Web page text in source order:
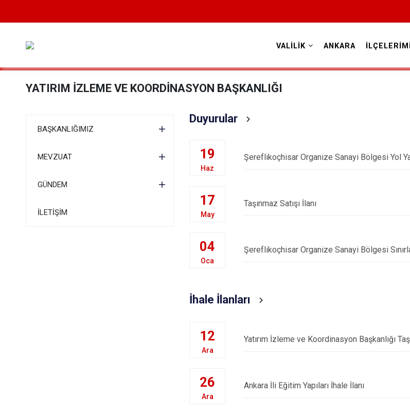
VALİLİK ANKARA
YATIRIM İZLEME VE KOORDİNASYON BAŞKANLIĞI
BAŞKANLIĞIMIZ
MEVZUAT
GÜNDEM
İLETİŞİM
Duyurular
19
Haz
Şereflikoçhisar Organize Sanayi Bölgesi Yol
17
May
Taşınmaz Satışı İlanı
04
Oca
Şereflikoçhisar Organize Sanayi Bölgesi
İhale İlanları
12
Ara
Yatırım İzleme ve Koordinasyon Başkanlığı
26
Ara
Ankara İli Eğitim Yapıları İhale İlanı